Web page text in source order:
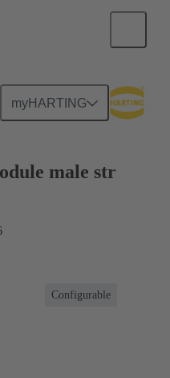
myHARTING
male str
Configurable